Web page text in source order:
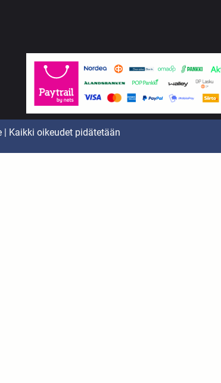
| Kaikki oikeudet pidätetään